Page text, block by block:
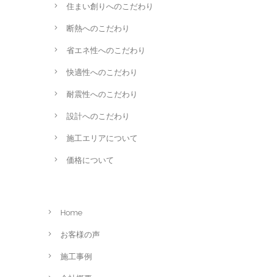
住まい創りへのこだわり
断熱へのこだわり
省エネ性へのこだわり
快適性へのこだわり
耐震性へのこだわり
設計へのこだわり
施工エリアについて
価格について
Home
お客様の声
施工事例